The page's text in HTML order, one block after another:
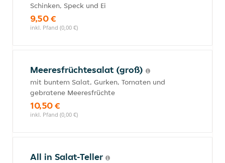
Schinken, Speck und Ei
9,50 €
inkl. Pfand (0,00 €)
Meeresfrüchtesalat (groß)
mit buntem Salat, Gurken, Tomaten und
gebratene Meeresfrüchte
10,50 €
inkl. Pfand (0,00 €)
All in Salat-Teller